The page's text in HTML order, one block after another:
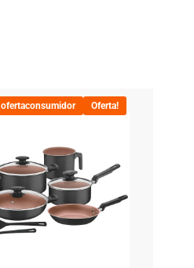
ofertaconsumidor Oferta!